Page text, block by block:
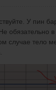
У пин
обязательно в
случае тело